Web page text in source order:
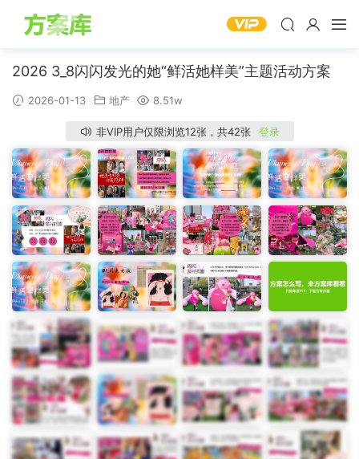
2026 3_8闪闪发光的她“鲜活她样美”主题活动方案
2026-01-13 地产 8.51w
非VIP用户仅限浏览12张，共42张 登录